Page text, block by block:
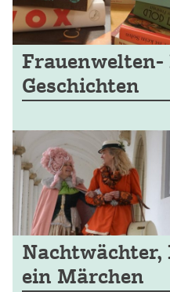
Frauenwelten-
Geschichten
ein Märchen